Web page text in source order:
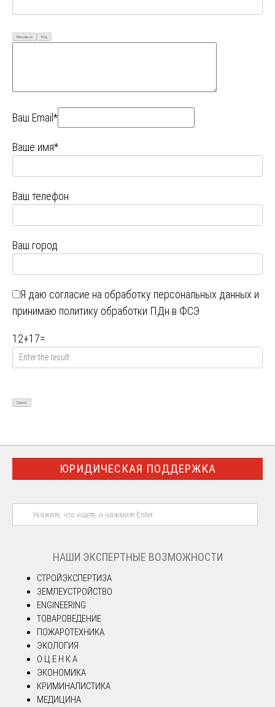
Визуально Код
Ваш Email*
Ваше имя*
Ваш телефон
Ваш город
Я даю согласие на обработку персональных данных и
принимаю политику обработки ПДн в ФСЭ
12+17=
ЮРИДИЧЕСКАЯ ПОДДЕРЖКА
НАШИ ЭКСПЕРТНЫЕ ВОЗМОЖНОСТИ
СТРОЙЭКСПЕРТИЗА
ЗЕМЛЕУСТРОЙСТВО
ENGINEERING
ТОВАРОВЕДЕНИЕ
ПОЖАРОТЕХНИКА
ЭКОЛОГИЯ
О Ц Е Н К А
ЭКОНОМИКА
КРИМИНАЛИСТИКА
МЕДИЦИНА